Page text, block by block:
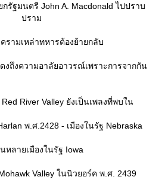
รัฐมนตรี John A. Macdonald ไปปราบ
ปราม
ครามเหล่าทหารต้องย้ายกลับ
งถึงความอาลัยอาวรณ์เพราะการจากกัน
River Valley ยังเป็นเพลงที่พบใน
พ.ศ.2428 - เมืองในรัฐ Nebraska
ลายเมืองในรัฐ Iowa
Valley ในนิวยอร์ค พ.ศ. 2439